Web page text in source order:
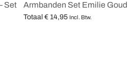
Set
Armbanden Set Emilie Goud
Totaal € 14,95 Incl. Btw.